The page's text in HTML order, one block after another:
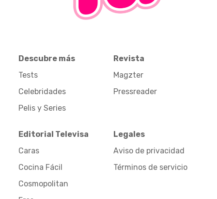
Descubre más
Tests
Celebridades
Pelis y Series
Revista
Magzter
Pressreader
Editorial Televisa
Caras
Cocina Fácil
Cosmopolitan
Legales
Aviso de privacidad
Términos de servicio